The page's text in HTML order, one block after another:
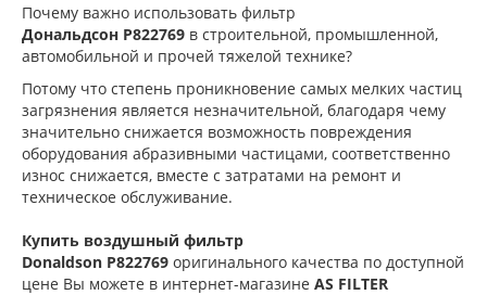
Почему важно использовать фильтр
Дональдсон P822769 в строительной, промышленной,
автомобильной и прочей тяжелой технике?
Потому что степень проникновение самых мелких частиц
загрязнения является незначительной, благодаря чему
значительно снижается возможность повреждения
оборудования абразивными частицами, соответственно
износ снижается, вместе с затратами на ремонт и
техническое обслуживание.
Купить воздушный фильтр
Donaldson P822769 оригинального качества по доступной
цене Вы можете в интернет-магазине AS FILTER